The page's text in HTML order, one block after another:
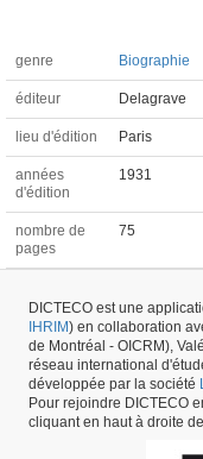
genre Biographie
éditeur Delagrave
lieu d'édition Paris
années
d'édition
1931
nombre de
pages
75
originale
compositeur Charles
Ouvrage #2344 -créé le 08/
DICTECO est une
IHRIM) en collaboration
de Montréal - OICRM),
réseau international
développée par la société
Pour rejoindre DICTECO
cliquant en haut à droite